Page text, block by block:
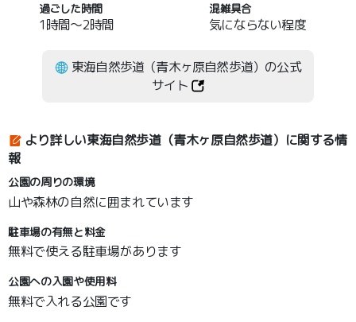
過ごした時間
1時間～2時間
混雑具合
気にならない程度
東海自然歩道（青木ヶ原自然歩道）の公式
サイト
より詳しい東海自然歩道（青木ヶ原自然歩道）に関する情
報
公園の周りの環境
山や森林の自然に囲まれています
駐車場の有無と料金
無料で使える駐車場があります
公園への入園や使用料
無料で入れる公園です